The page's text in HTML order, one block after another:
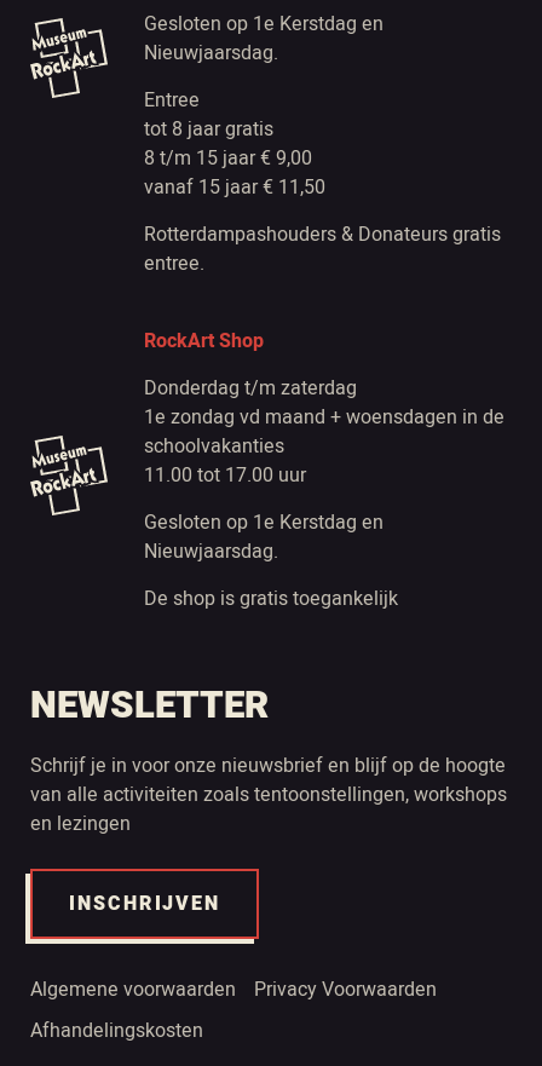
Gesloten op 1e Kerstdag en
Nieuwjaarsdag.
Entree
tot 8 jaar gratis
8 t/m 15 jaar € 9,00
vanaf 15 jaar € 11,50
Rotterdampashouders & Donateurs gratis
entree.
RockArt Shop
Donderdag t/m zaterdag
1e zondag vd maand + woensdagen in de
schoolvakanties
11.00 tot 17.00 uur
Gesloten op 1e Kerstdag en
Nieuwjaarsdag.
De shop is gratis toegankelijk
NEWSLETTER
Schrijf je in voor onze nieuwsbrief en blijf op de hoogte
van alle activiteiten zoals tentoonstellingen, workshops
en lezingen
INSCHRIJVEN
Algemene voorwaarden
Privacy Voorwaarden
Afhandelingskosten